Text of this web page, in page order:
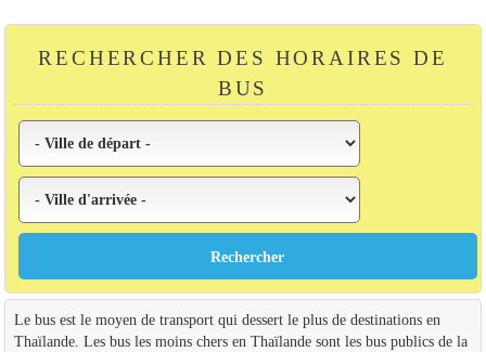
RECHERCHER DES HORAIRES DE
BUS
Le bus est le moyen de transport qui dessert le plus de destinations en
Thaïlande. Les bus les moins chers en Thaïlande sont les bus publics de la